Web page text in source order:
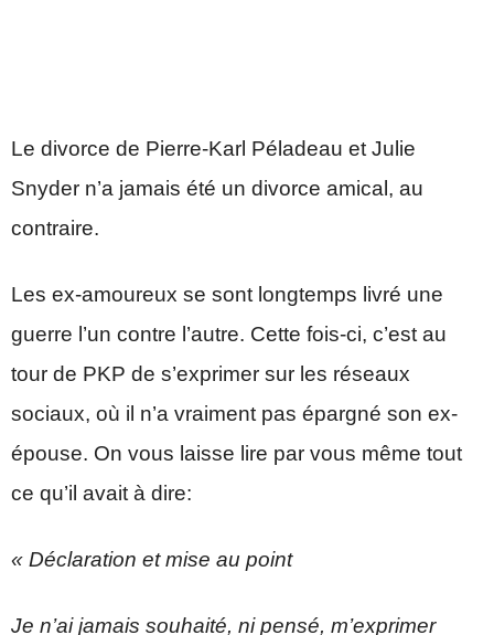
Le divorce de Pierre-Karl Péladeau et Julie
Snyder n’a jamais été un divorce amical, au
contraire.
Les ex-amoureux se sont longtemps livré une
guerre l’un contre l’autre. Cette fois-ci, c’est au
tour de PKP de s’exprimer sur les réseaux
sociaux, où il n’a vraiment pas épargné son ex-
épouse. On vous laisse lire par vous même tout
ce qu’il avait à dire:
« Déclaration et mise au point
Je n’ai jamais souhaité, ni pensé, m’exprimer